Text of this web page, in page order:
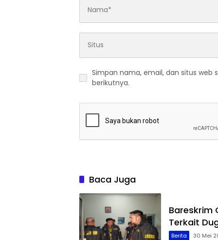
Simpan nama, email, dan situs
berikutnya.
Baca Juga
Bareskrim
Terkait
Berita 30 Mei